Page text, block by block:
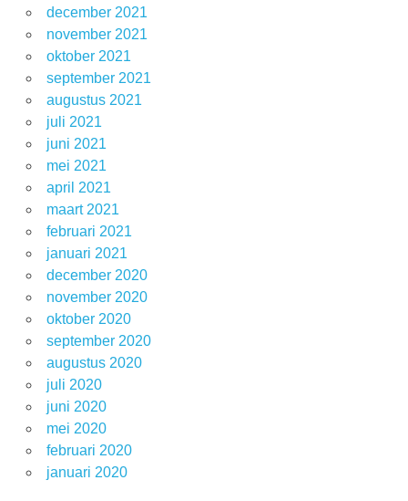
december 2021
november 2021
oktober 2021
september 2021
augustus 2021
juli 2021
juni 2021
mei 2021
april 2021
maart 2021
februari 2021
januari 2021
december 2020
november 2020
oktober 2020
september 2020
augustus 2020
juli 2020
juni 2020
mei 2020
februari 2020
januari 2020